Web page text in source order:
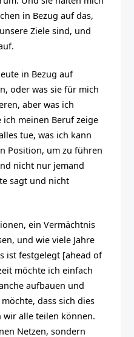
in Bezug auf das,
Ziele sind, und
in Bezug auf
oder was sie für mich
aber was ich
meinen Beruf zeige
tue, was ich kann
Position, um zu führen
nicht nur jemand
sagt und nicht
ein Vermächtnis
und wie viele Jahre
ist festgelegt [ahead of
möchte ich einfach
aufbauen und
dass sich dies
wir alle teilen können.
Netzen, sondern